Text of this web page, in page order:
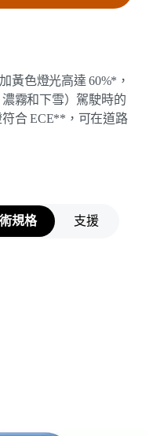
黃色燈光高達 60%*，
霧和下雪）駕駛時的
合 ECE**，可在道路
規格 支援